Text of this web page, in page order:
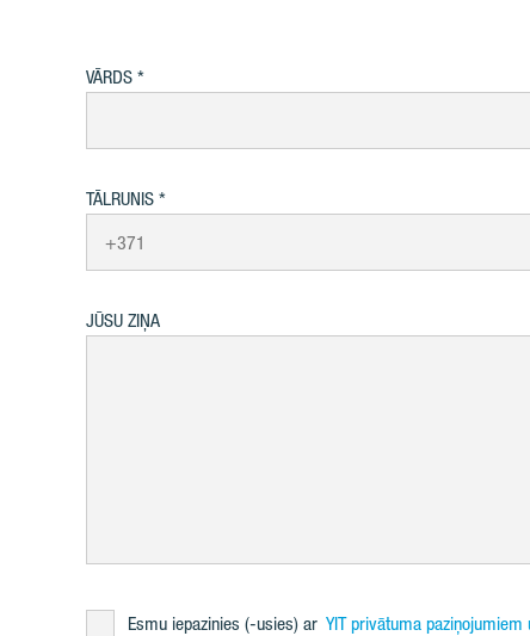
VĀRDS
TĀLRUNIS
JŪSU ZIŅA
Esmu iepazinies (-usies) ar YIT privātuma